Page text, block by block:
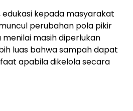
kepada masyarakat
perubahan pola pikir
masih diperlukan
luas bahwa sampah dapat
apabila dikelola secara